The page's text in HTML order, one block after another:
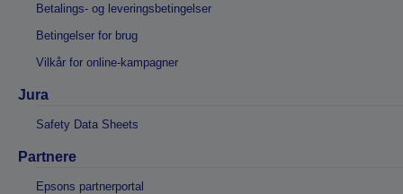
Betalings- og leveringsbetingelser
Betingelser for brug
Vilkår for online-kampagner
Jura
Safety Data Sheets
Partnere
Epsons partnerportal